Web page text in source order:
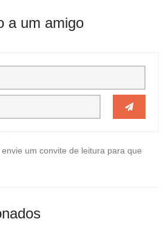
a um amigo
um convite de leitura para que